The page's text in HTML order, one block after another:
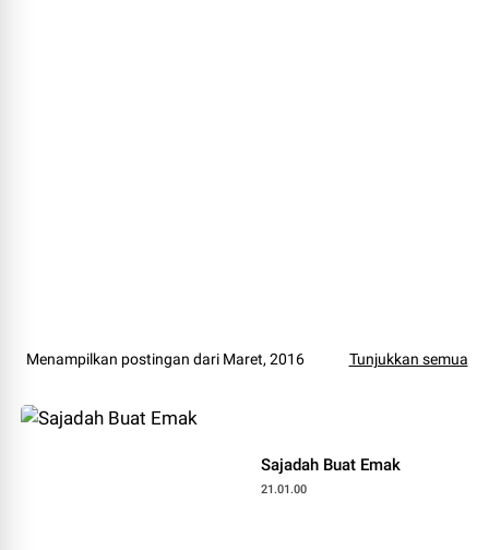
Menampilkan postingan dari Maret, 2016 Tunjukkan semua
Sajadah Buat Emak
21.01.00